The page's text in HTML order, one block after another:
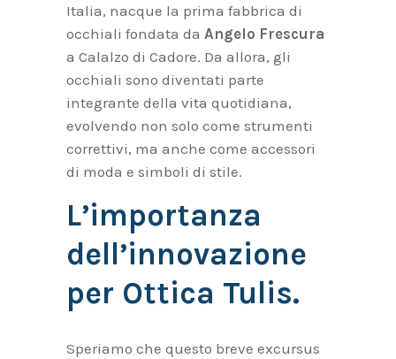
Italia, nacque la prima fabbrica di
occhiali fondata da Angelo Frescura
a Calalzo di Cadore. Da allora, gli
occhiali sono diventati parte
integrante della vita quotidiana,
evolvendo non solo come strumenti
correttivi, ma anche come accessori
di moda e simboli di stile.
L’importanza
dell’innovazione
per Ottica Tulis.
Speriamo che questo breve excursus